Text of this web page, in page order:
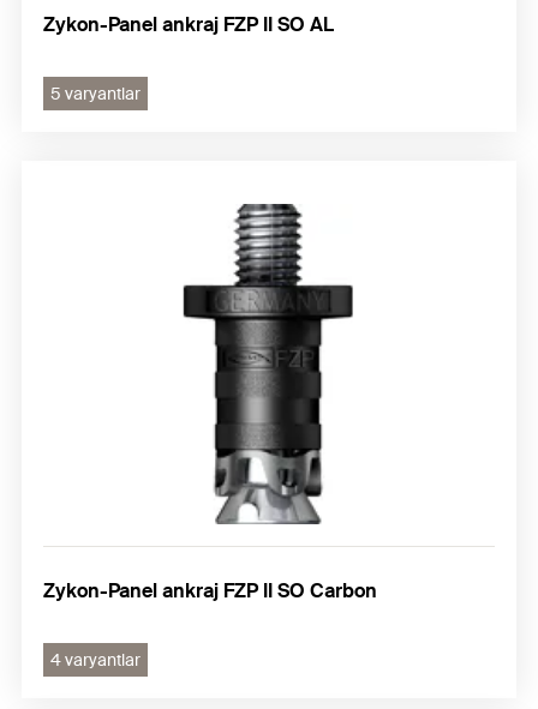
Zykon-Panel ankraj FZP II SO AL
5 varyantlar
Zykon-Panel ankraj FZP II SO Carbon
4 varyantlar